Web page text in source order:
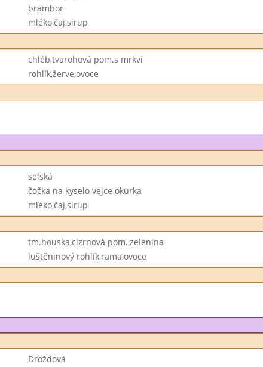
brambor
mléko,čaj,sirup
chléb,tvarohová pom.s mrkví
rohlík,žerve,ovoce
selská
čočka na kyselo vejce okurka
mléko,čaj,sirup
tm.houska,cizrnová pom.,zelenina
luštěninový rohlík,rama,ovoce
Droždová